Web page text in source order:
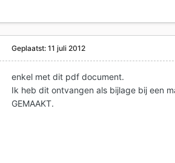
Geplaatst:11 juli 2012
enkel met dit pdf document.
Ik heb dit ontvangen als bijlage bij een
GEMAAKT.